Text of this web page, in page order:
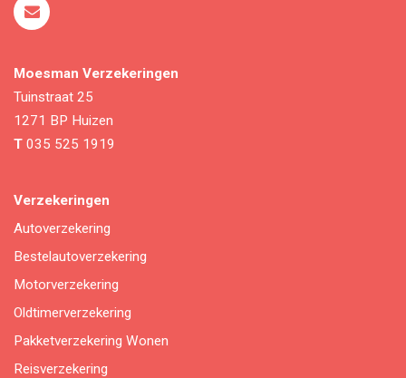
Moesman Verzekeringen
Tuinstraat 25
1271 BP Huizen
T 035 525 1919
Verzekeringen
Autoverzekering
Bestelautoverzekering
Motorverzekering
Oldtimerverzekering
Pakketverzekering Wonen
Reisverzekering